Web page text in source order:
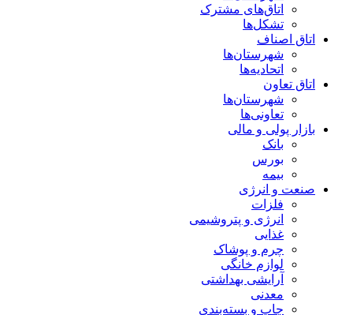
اتاق‌های مشترک
تشکل‌ها
اتاق اصناف
شهرستان‌ها
اتحادیه‌ها
اتاق تعاون
شهرستان‌ها
تعاونی‌ها
بازار پولی و مالی
بانک
بورس
بیمه
صنعت و انرژی
فلزات
انرژی و پتروشیمی
غذایی
چرم و پوشاک
لوازم خانگی
آرایشی بهداشتی
معدنی
چاپ و بسته‌بندی